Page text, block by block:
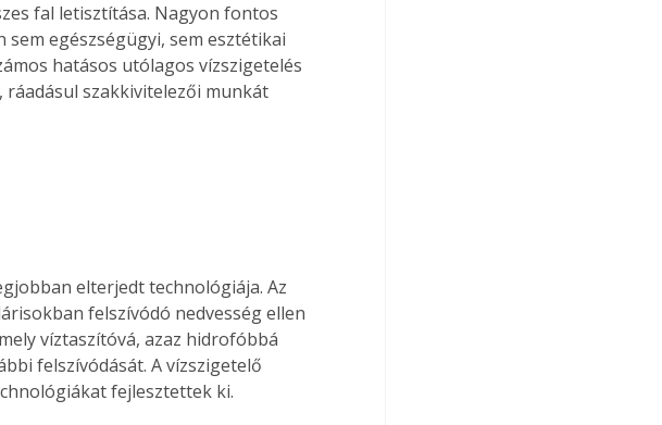
fal letisztítása. Nagyon fontos
egészségügyi, sem esztétikai
hatásos utólagos vízszigetelés
szakkivitelezői munkát
elterjedt technológiája. Az
felszívódó nedvesség ellen
víztaszítóvá, azaz hidrofóbbá
felszívódását. A vízszigetelő
fejlesztettek ki.